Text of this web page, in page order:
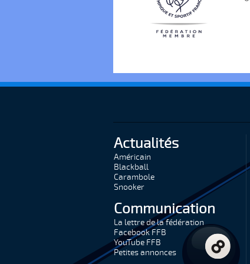
Actualités
Américain
Blackball
Carambole
Snooker
Communication
La lettre de la fédération
Facebook FFB
YouTube FFB
Petites annonces